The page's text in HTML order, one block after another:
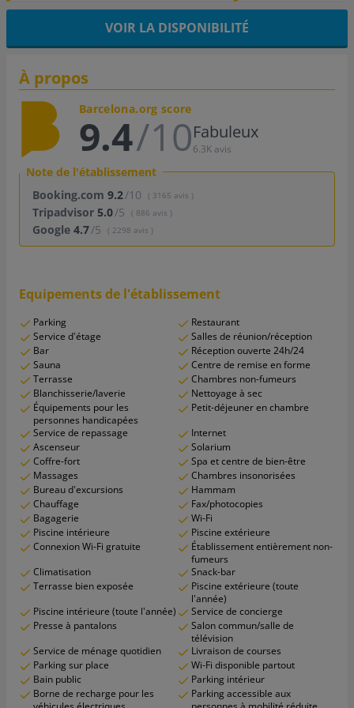
VOIR LA DISPONIBILITÉ
À propos
Barcelona.org score
9.4/10Fabuleux
6.3K avis
Note de l'établissement
Booking.com 9.2/10 ( 3165 avis )
Tripadvisor 5.0/5 ( 886 avis )
Google 4.7/5 ( 2298 avis )
Equipements de l'établissement
Parking
Restaurant
Service d'étage
Salles de réunion/réception
Bar
Réception ouverte 24h/24
Sauna
Centre de remise en forme
Terrasse
Chambres non-fumeurs
Blanchisserie/laverie
Nettoyage à sec
Équipements pour les
personnes handicapées
Petit-déjeuner en chambre
Service de repassage
Internet
Ascenseur
Solarium
Coffre-fort
Spa et centre de bien-être
Massages
Chambres insonorisées
Bureau d'excursions
Hammam
Chauffage
Fax/photocopies
Bagagerie
Wi-Fi
Piscine intérieure
Piscine extérieure
Connexion Wi-Fi gratuite
Établissement entièrement non-
fumeurs
Climatisation
Snack-bar
Terrasse bien exposée
Piscine extérieure (toute
l'année)
Piscine intérieure (toute l'année)
Service de concierge
Presse à pantalons
Salon commun/salle de
télévision
Service de ménage quotidien
Livraison de courses
Parking sur place
Wi-Fi disponible partout
Bain public
Parking intérieur
Borne de recharge pour les
Parking accessible aux